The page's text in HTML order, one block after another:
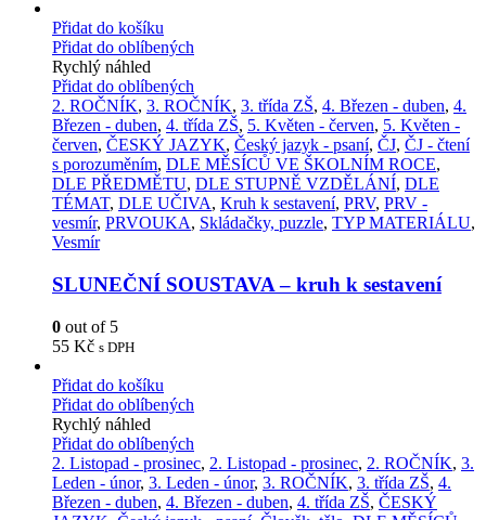
Přidat do košíku
Přidat do oblíbených
Rychlý náhled
Přidat do oblíbených
2. ROČNÍK, 3. ROČNÍK, 3. třída ZŠ, 4. Březen - duben, 4.
Březen - duben, 4. třída ZŠ, 5. Květen - červen, 5. Květen -
červen, ČESKÝ JAZYK, Český jazyk - psaní, ČJ, ČJ - čtení
s porozuměním, DLE MĚSÍCŮ VE ŠKOLNÍM ROCE,
DLE PŘEDMĚTU, DLE STUPNĚ VZDĚLÁNÍ, DLE
TÉMAT, DLE UČIVA, Kruh k sestavení, PRV, PRV -
vesmír, PRVOUKA, Skládačky, puzzle, TYP MATERIÁLU,
Vesmír
SLUNEČNÍ SOUSTAVA – kruh k sestavení
0 out of 5
55 Kč s DPH
Přidat do košíku
Přidat do oblíbených
Rychlý náhled
Přidat do oblíbených
2. Listopad - prosinec, 2. Listopad - prosinec, 2. ROČNÍK, 3.
Leden - únor, 3. Leden - únor, 3. ROČNÍK, 3. třída ZŠ, 4.
Březen - duben, 4. Březen - duben, 4. třída ZŠ, ČESKÝ